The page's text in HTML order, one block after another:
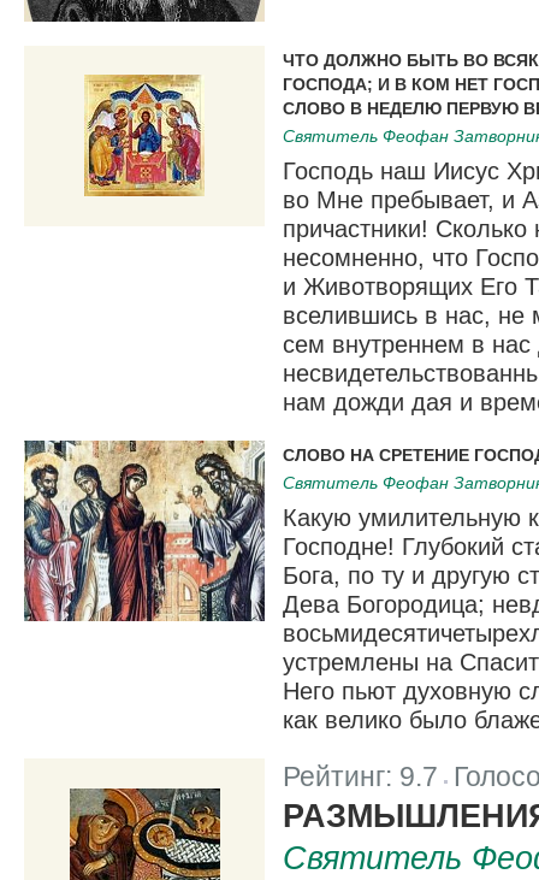
ЧТО ДОЛЖНО БЫТЬ ВО
ГОСПОДА; И В КОМ НЕТ
СЛОВО В НЕДЕЛЮ ПЕРВУЮ
Святитель Феофан
Господь наш Иисус
во Мне пребывает, и
причастники!
несомненно, что
и Животворящих Его
вселившись в нас, не
сем внутрен­нем в
нам дожди дая и
СЛОВО НА СРЕТЕНИЕ
Святитель Феофан
Какую умилительную
Господне! Глубокий
Бога, по ту и другую
Дева Богородица;
устремлены на
Него пьют духовную
как велико было
Рейтинг: 9.7
Святитель